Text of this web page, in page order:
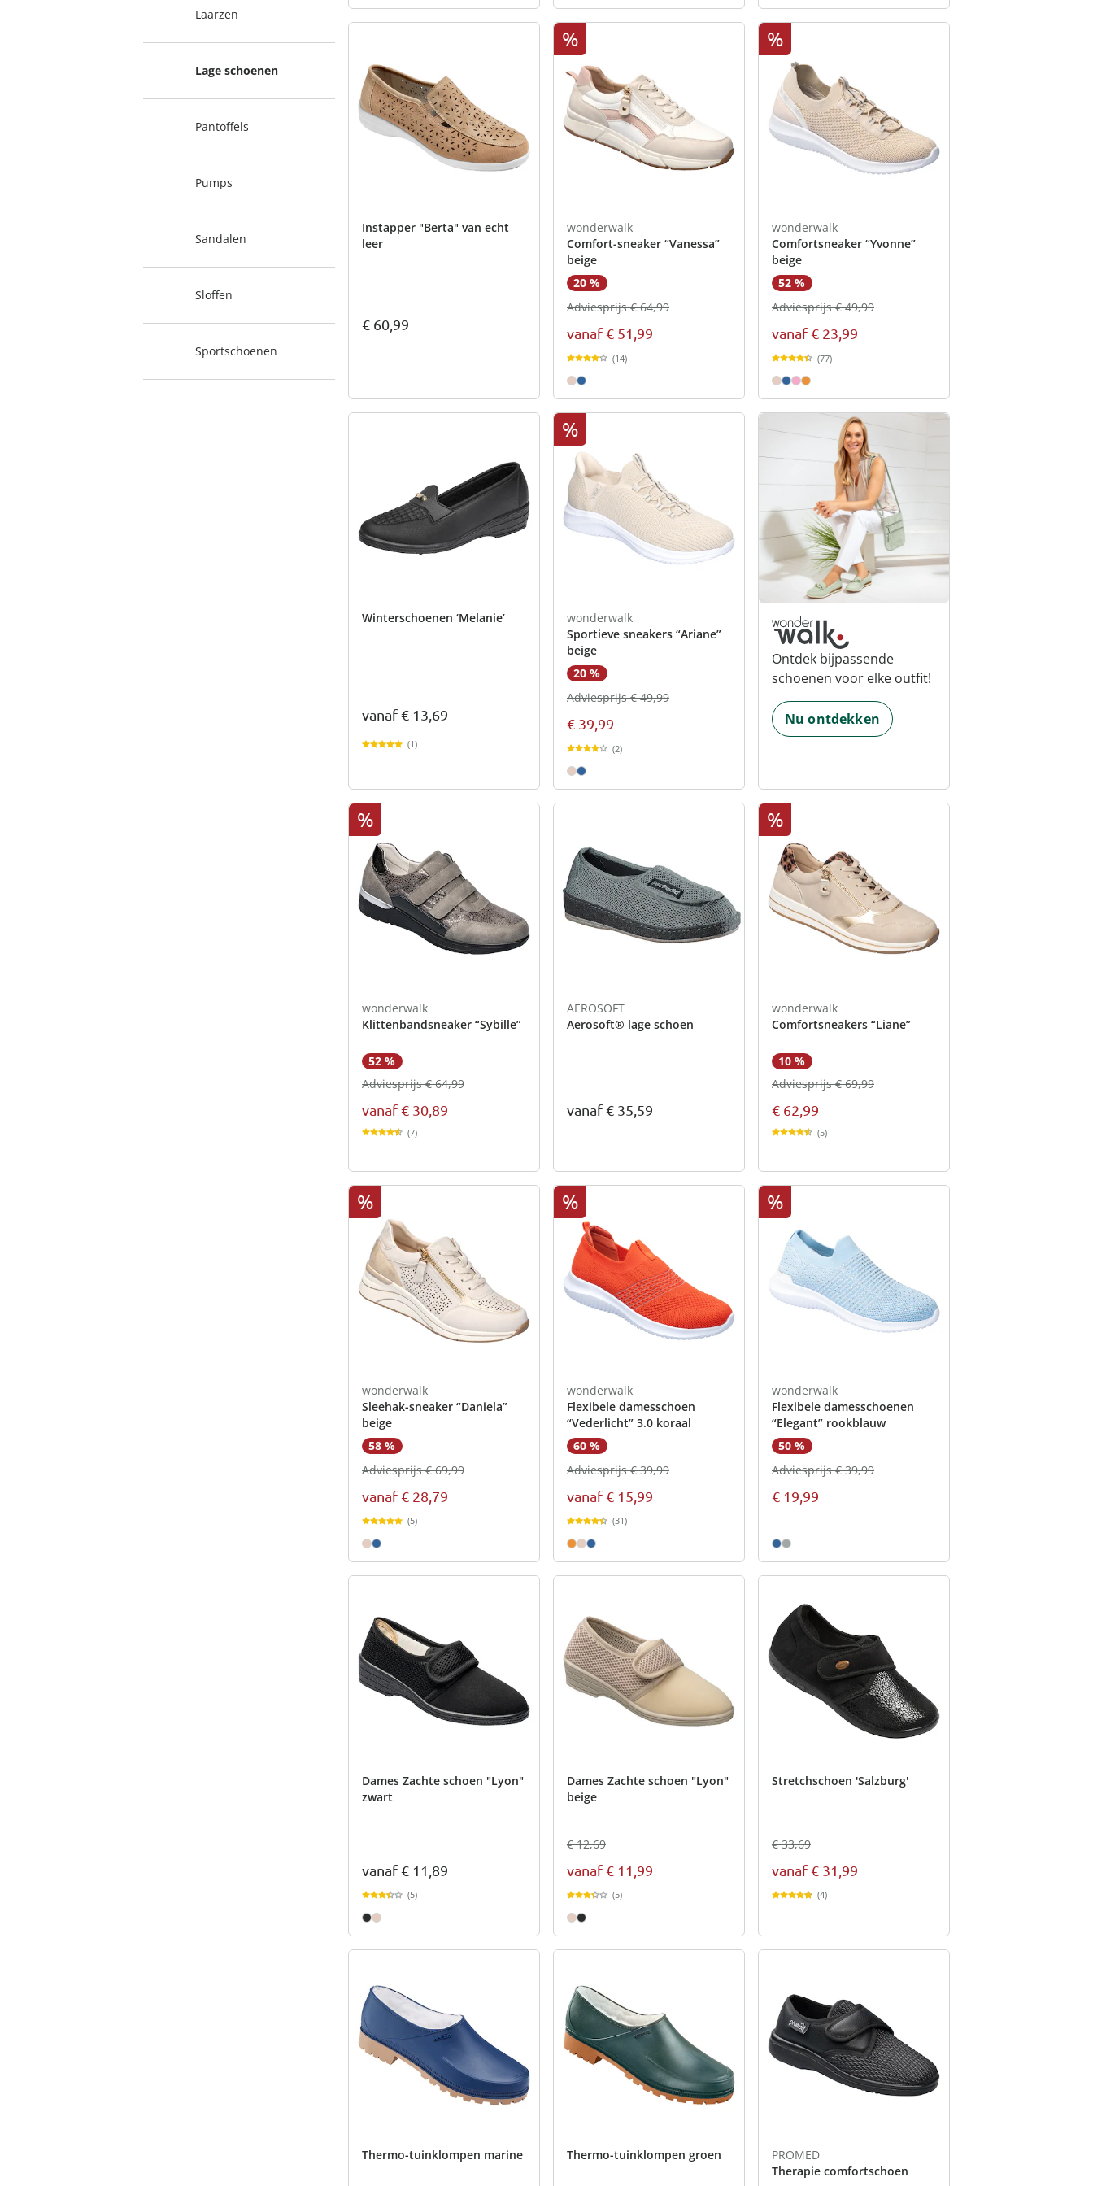
Laarzen
Lage schoenen
Pantoffels
Pumps
Sandalen
Sloffen
Sportschoenen
Instapper "Berta" van echt
leer
€ 60,99
%
wonderwalk
Comfort-sneaker “Vanessa”
beige
20 %
vanaf€ 51,99
Adviesprijs € 64,99
(14)
%
wonderwalk
Comfortsneaker “Yvonne”
beige
52 %
vanaf€ 23,99
Adviesprijs € 49,99
(77)
Winterschoenen ‘Melanie’
vanaf€ 13,69
(1)
%
wonderwalk
Sportieve sneakers “Ariane”
beige
20 %
€ 39,99
Adviesprijs € 49,99
(2)
Ontdek bijpassende
schoenen voor elke outfit!
Nu ontdekken
%
wonderwalk
Klittenbandsneaker “Sybille”
52 %
vanaf€ 30,89
Adviesprijs € 64,99
(7)
AEROSOFT
Aerosoft® lage schoen
vanaf€ 35,59
%
wonderwalk
Comfortsneakers “Liane”
10 %
€ 62,99
Adviesprijs € 69,99
(5)
%
wonderwalk
Sleehak-sneaker “Daniela”
beige
58 %
vanaf€ 28,79
Adviesprijs € 69,99
(5)
%
wonderwalk
Flexibele damesschoen
“Vederlicht” 3.0 koraal
60 %
vanaf€ 15,99
Adviesprijs € 39,99
(31)
%
wonderwalk
Flexibele damesschoenen
“Elegant” rookblauw
50 %
€ 19,99
Adviesprijs € 39,99
Dames Zachte schoen "Lyon"
zwart
vanaf€ 11,89
(5)
Dames Zachte schoen "Lyon"
beige
€ 12,69
vanaf€ 11,99
(5)
Stretchschoen 'Salzburg'
€ 33,69
vanaf€ 31,99
(4)
Thermo-tuinklompen marine Thermo-tuinklompen groen
PROMED
Therapie comfortschoen